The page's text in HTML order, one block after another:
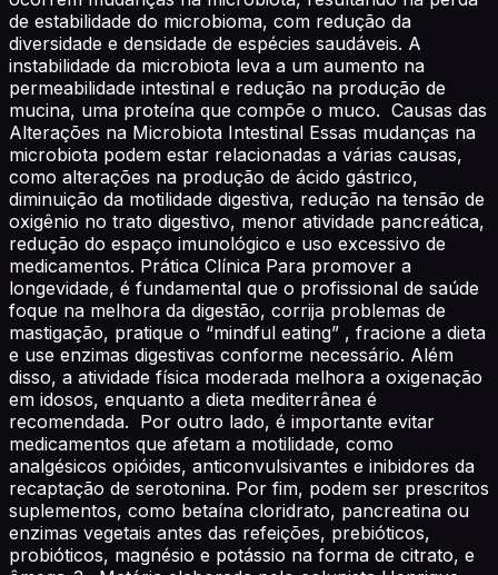
de estabilidade do microbioma, com redução da
diversidade e densidade de espécies saudáveis. A
instabilidade da microbiota leva a um aumento na
permeabilidade intestinal e redução na produção de
mucina, uma proteína que compõe o muco. Causas das
Alterações na Microbiota Intestinal Essas mudanças na
microbiota podem estar relacionadas a várias causas,
como alterações na produção de ácido gástrico,
diminuição da motilidade digestiva, redução na tensão de
oxigênio no trato digestivo, menor atividade pancreática,
redução do espaço imunológico e uso excessivo de
medicamentos. Prática Clínica Para promover a
longevidade, é fundamental que o profissional de saúde
foque na melhora da digestão, corrija problemas de
mastigação, pratique o “mindful eating” , fracione a dieta
e use enzimas digestivas conforme necessário. Além
disso, a atividade física moderada melhora a oxigenação
em idosos, enquanto a dieta mediterrânea é
recomendada. Por outro lado, é importante evitar
medicamentos que afetam a motilidade, como
analgésicos opióides, anticonvulsivantes e inibidores da
recaptação de serotonina. Por fim, podem ser prescritos
suplementos, como betaína cloridrato, pancreatina ou
enzimas vegetais antes das refeições, prebióticos,
probióticos, magnésio e potássio na forma de citrato, e